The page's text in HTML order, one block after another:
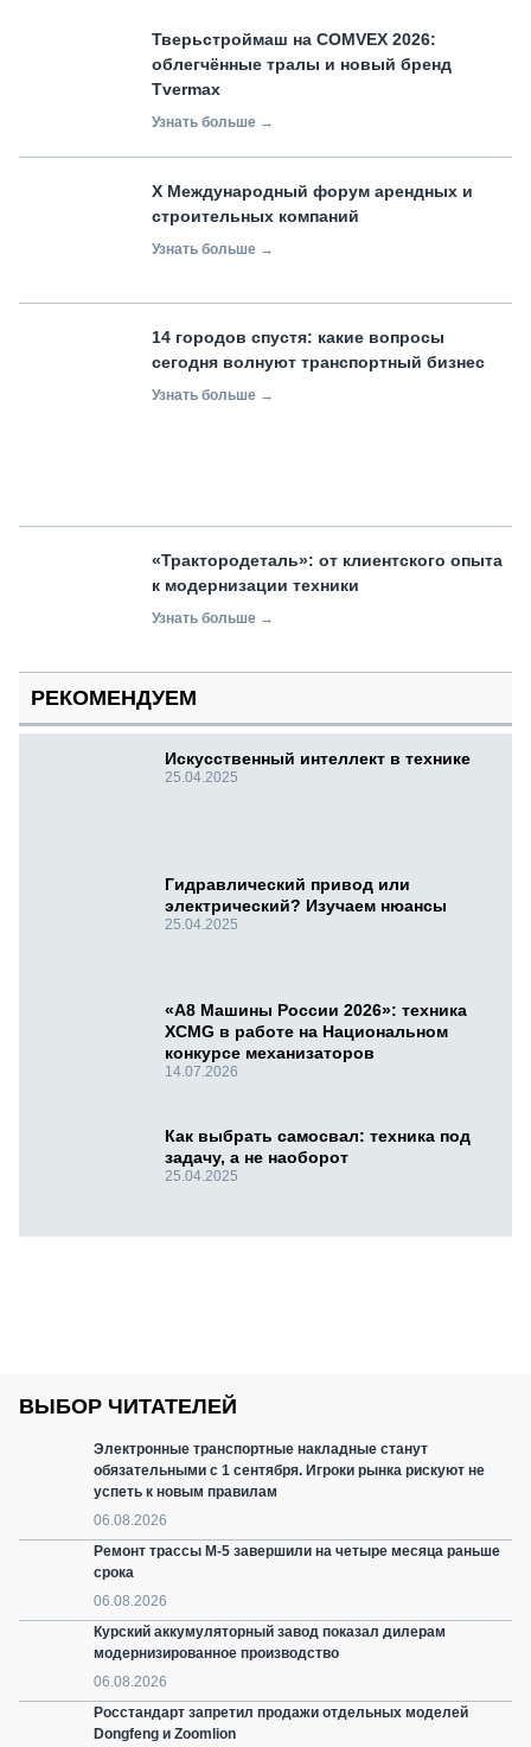
Тверьстроймаш на COMVEX 2026:
облегчённые тралы и новый бренд
Tvermax
Узнать больше →
X Международный форум арендных и
строительных компаний
Узнать больше →
14 городов спустя: какие вопросы
сегодня волнуют транспортный бизнес
Узнать больше →
«Трактородеталь»: от клиентского опыта
к модернизации техники
Узнать больше →
РЕКОМЕНДУЕМ
Искусственный интеллект в технике
25.04.2025
Гидравлический привод или
электрический? Изучаем нюансы
25.04.2025
«А8 Машины России 2026»: техника
XCMG в работе на Национальном
конкурсе механизаторов
14.07.2026
Как выбрать самосвал: техника под
задачу, а не наоборот
25.04.2025
ВЫБОР ЧИТАТЕЛЕЙ
Электронные транспортные накладные станут
обязательными с 1 сентября. Игроки рынка рискуют не
успеть к новым правилам
06.08.2026
Ремонт трассы М-5 завершили на четыре месяца раньше
срока
06.08.2026
Курский аккумуляторный завод показал дилерам
модернизированное производство
06.08.2026
Росстандарт запретил продажи отдельных моделей
Dongfeng и Zoomlion